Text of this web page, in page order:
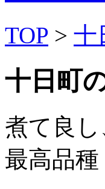
TOP > 十
十日町
煮て良
最高品